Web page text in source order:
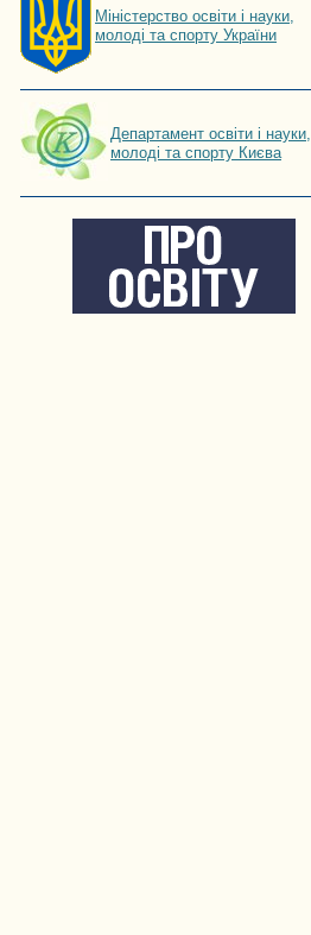
Мiнiстерство освiти і науки,
молоді та спорту України
Департамент освіти і науки,
молоді та спорту Києва